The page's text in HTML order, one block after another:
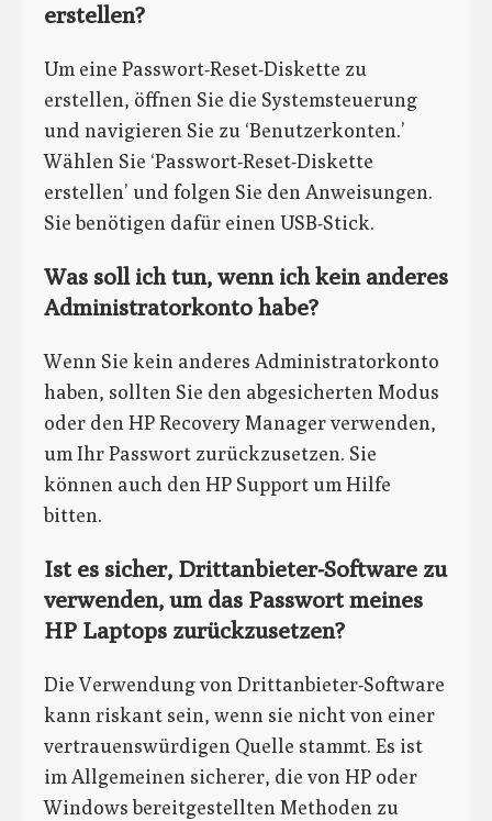
erstellen?
Um eine Passwort-Reset-Diskette zu
erstellen, öffnen Sie die Systemsteuerung
und navigieren Sie zu ‘Benutzerkonten.’
Wählen Sie ‘Passwort-Reset-Diskette
erstellen’ und folgen Sie den Anweisungen.
Sie benötigen dafür einen USB-Stick.
Was soll ich tun, wenn ich kein anderes
Administratorkonto habe?
Wenn Sie kein anderes Administratorkonto
haben, sollten Sie den abgesicherten Modus
oder den HP Recovery Manager verwenden,
um Ihr Passwort zurückzusetzen. Sie
können auch den HP Support um Hilfe
bitten.
Ist es sicher, Drittanbieter-Software zu
verwenden, um das Passwort meines
HP Laptops zurückzusetzen?
Die Verwendung von Drittanbieter-Software
kann riskant sein, wenn sie nicht von einer
vertrauenswürdigen Quelle stammt. Es ist
im Allgemeinen sicherer, die von HP oder
Windows bereitgestellten Methoden zu